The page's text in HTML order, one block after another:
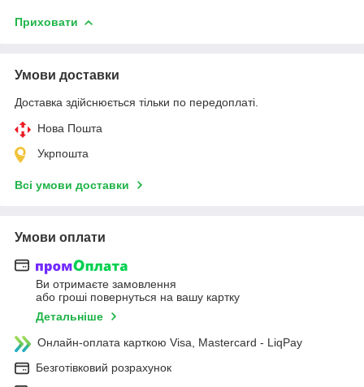
Приховати
Умови доставки
Доставка здійснюється тільки по передоплаті.
Нова Пошта
Укрпошта
Всі умови доставки
Умови оплати
Ви отримаєте замовлення
або гроші повернуться на вашу картку
Детальніше
Онлайн-оплата карткою Visa, Mastercard - LiqPay
Безготівковий розрахунок